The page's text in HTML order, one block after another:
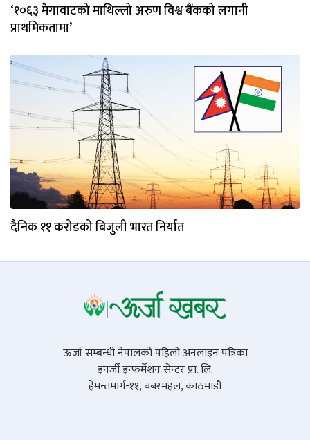
‘१०६३ मेगावाटको माथिल्लो अरुण विश्व बैंकको लगानी
प्राथमिकतामा’
दैनिक ११ करोडको बिजुली भारत निर्यात
ऊर्जा सम्बन्धी नेपालको पहिलो अनलाइन पत्रिका
इनर्जी इन्फर्मेशन सेन्टर प्रा. लि.
हेमन्तमार्ग-११, बबरमहल, काठमाडौं